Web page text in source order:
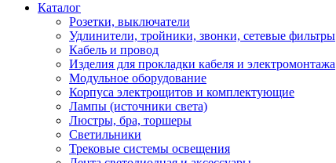
Каталог
Розетки, выключатели
Удлинители, тройники, звонки, сетевые фильтры
Кабель и провод
Изделия для прокладки кабеля и электромонтажа
Модульное оборудование
Корпуса электрощитов и комплектующие
Лампы (источники света)
Люстры, бра, торшеры
Светильники
Трековые системы освещения